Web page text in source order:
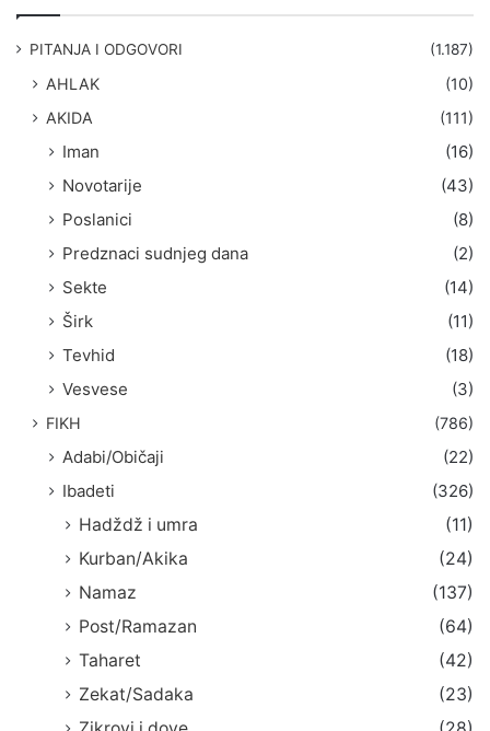
PITANJA I ODGOVORI (1.187)
AHLAK
(10)
AKIDA
(111)
Iman
(16)
Novotarije
(43)
Poslanici
(8)
Predznaci sudnjeg dana
(2)
Sekte
(14)
Širk
(11)
Tevhid
(18)
Vesvese
(3)
FIKH (786)
Adabi/Običaji
(22)
Ibadeti
(326)
Hadždž i umra
(11)
Kurban/Akika
(24)
Namaz
(137)
Post/Ramazan
(64)
Taharet
(42)
Zekat/Sadaka
(23)